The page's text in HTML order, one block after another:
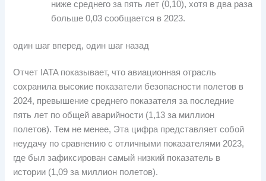
ниже среднего за пять лет (0,10), хотя в два раза
больше 0,03 сообщается в 2023.
один шаг вперед, один шаг назад
Отчет IATA показывает, что авиационная отрасль
сохранила высокие показатели безопасности полетов в
2024, превышение среднего показателя за последние
пять лет по общей аварийности (1,13 за миллион
полетов). Тем не менее, Эта цифра представляет собой
неудачу по сравнению с отличными показателями 2023,
где был зафиксирован самый низкий показатель в
истории (1,09 за миллион полетов).